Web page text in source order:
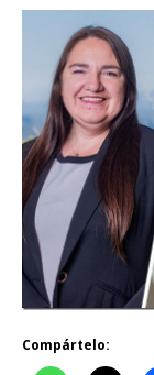
Compártelo: